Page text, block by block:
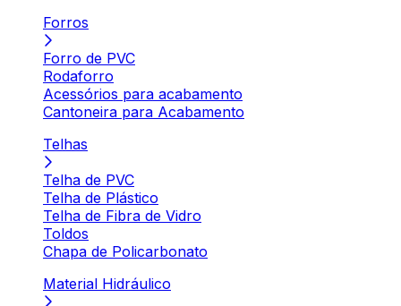
Forros
Forro de PVC
Rodaforro
Acessórios para acabamento
Cantoneira para Acabamento
Telhas
Telha de PVC
Telha de Plástico
Telha de Fibra de Vidro
Toldos
Chapa de Policarbonato
Material Hidráulico